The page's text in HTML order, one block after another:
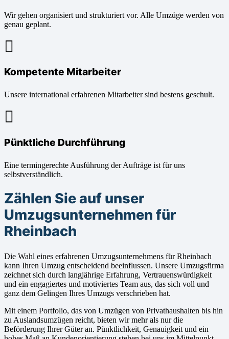
Wir gehen organisiert und strukturiert vor. Alle Umzüge werden von
genau geplant.
Kompetente Mitarbeiter
Unsere international erfahrenen Mitarbeiter sind bestens geschult.
Pünktliche Durchführung
Eine termingerechte Ausführung der Aufträge ist für uns
selbstverständlich.
Zählen Sie auf unser
Umzugsunternehmen für
Rheinbach
Die Wahl eines erfahrenen Umzugsunternehmens für Rheinbach
kann Ihren Umzug entscheidend beeinflussen. Unsere Umzugsfirma
zeichnet sich durch langjährige Erfahrung, Vertrauenswürdigkeit
und ein engagiertes und motiviertes Team aus, das sich voll und
ganz dem Gelingen Ihres Umzugs verschrieben hat.
Mit einem Portfolio, das von Umzügen von Privathaushalten bis hin
zu Auslandsumzügen reicht, bieten wir mehr als nur die
Beförderung Ihrer Güter an. Pünktlichkeit, Genauigkeit und ein